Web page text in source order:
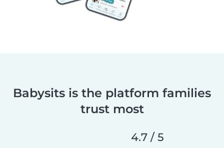
Babysits is the platform families
trust most
4.7 / 5